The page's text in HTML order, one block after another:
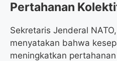
Pertahanan
Sekretaris Jenderal
menyatakan bahwa
meningkatkan